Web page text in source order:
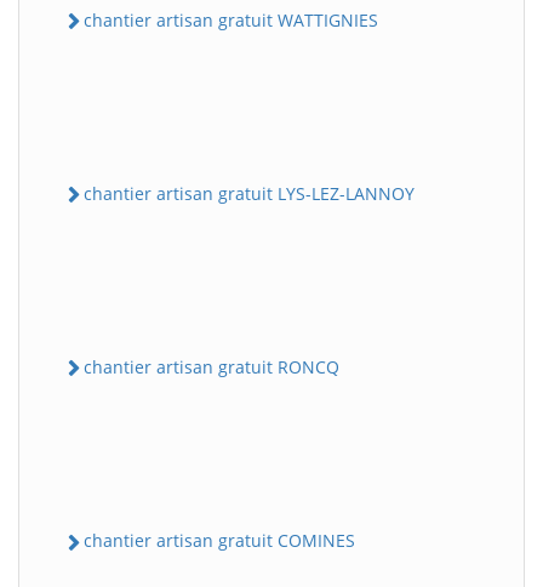
chantier artisan gratuit WATTIGNIES
chantier artisan gratuit LYS-LEZ-LANNOY
chantier artisan gratuit RONCQ
chantier artisan gratuit COMINES